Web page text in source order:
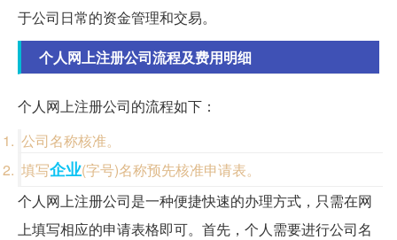
于公司日常的资金管理和交易。
个人网上注册公司流程及费用明细
个人网上注册公司的流程如下：
公司名称核准。
填写企业(字号)名称预先核准申请表。
个人网上注册公司是一种便捷快速的办理方式，只需在网
上填写相应的申请表格即可。首先，个人需要进行公司名